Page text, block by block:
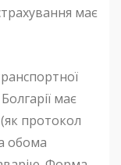
має
має
протокол
обома